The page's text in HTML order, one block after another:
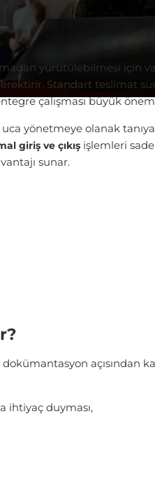
yürütülebilmesi için
Standart teslimat
çalışması büyük önem
yönetmeye olanak
giriş ve çıkış işlemleri
sunar.
açısından
ihtiyaç duyması,